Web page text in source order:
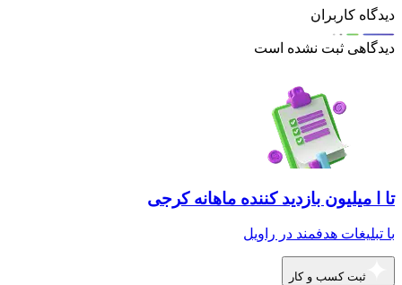
دیدگاه کاربران
دیدگاهی ثبت نشده است
تا ا میلیون بازدید کننده ماهانه کرجی
با تبلیغات هدفمند در راویل
ثبت کسب و کار